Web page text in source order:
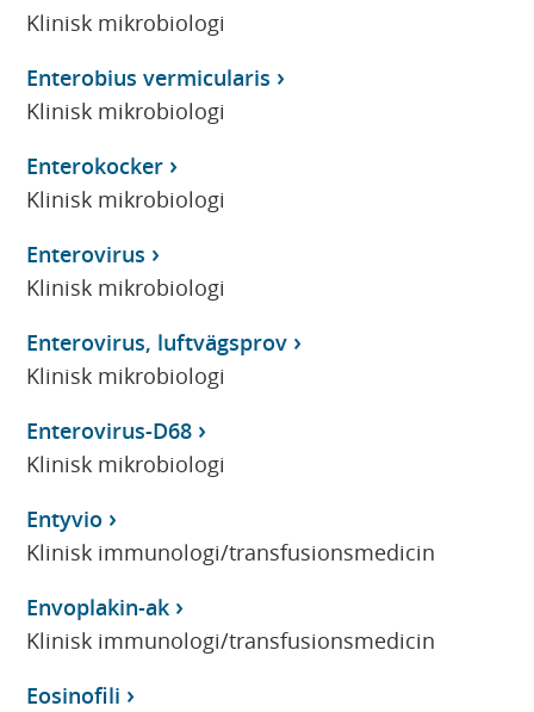
Klinisk mikrobiologi
Enterobius vermicularis
Klinisk mikrobiologi
Enterokocker
Klinisk mikrobiologi
Enterovirus
Klinisk mikrobiologi
Enterovirus, luftvägsprov
Klinisk mikrobiologi
Enterovirus-D68
Klinisk mikrobiologi
Entyvio
Klinisk immunologi/transfusionsmedicin
Envoplakin-ak
Klinisk immunologi/transfusionsmedicin
Eosinofili